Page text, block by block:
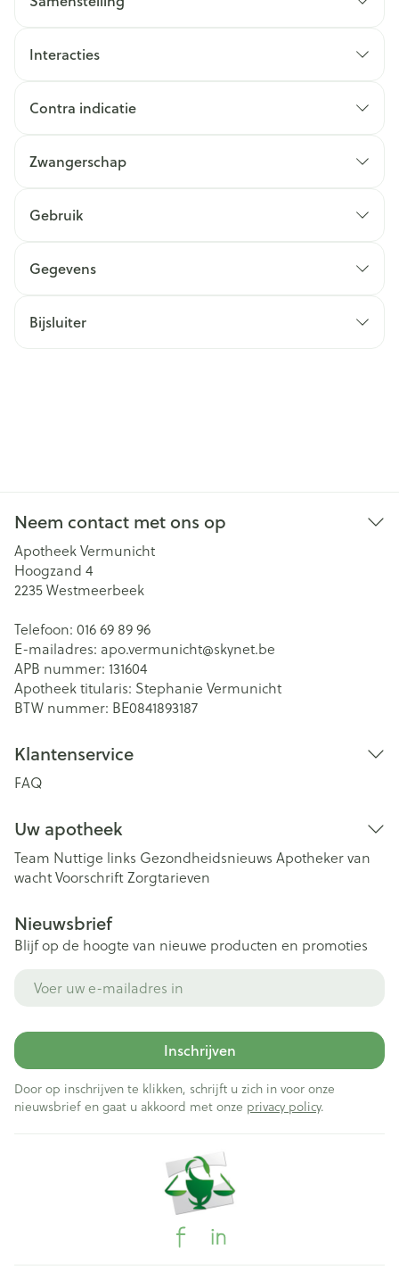
Interacties
Contra indicatie
Zwangerschap
Gebruik
Gegevens
Bijsluiter
Neem contact met ons op
Apotheek Vermunicht
Hoogzand 4
2235Westmeerbeek
Telefoon: 016 69 89 96
E-mailadres: apo.vermunicht@skynet.be
APB nummer: 131604
Apotheek titularis: Stephanie Vermunicht
BTW nummer: BE0841893187
Klantenservice
FAQ
Uw apotheek
Team Nuttige links Gezondheidsnieuws Apotheker van
wachtVoorschriftZorgtarieven
Nieuwsbrief
Blijf op de hoogte van nieuwe producten en promoties
Inschrijven
Door op inschrijven te klikken, schrijft u zich in voor onze
nieuwsbrief en gaat u akkoord met onze privacy policy.